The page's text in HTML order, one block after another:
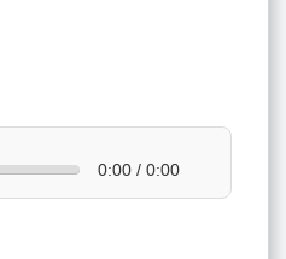
0:00 / 0:00